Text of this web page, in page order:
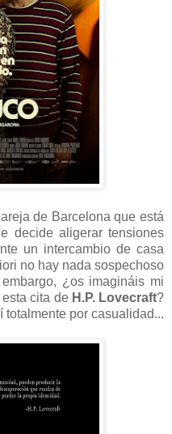
de Barcelona que está
decide aligerar tensiones
un intercambio de casa
no hay nada sospechoso
¿os imagináis mi
cita de H.P. Lovecraft?
totalmente por casualidad...